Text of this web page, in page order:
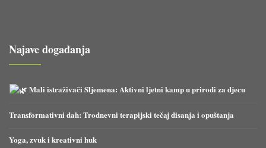
Najave događanja
Mali istraživači Sljemena: Aktivni ljetni kamp u prirodi za djecu
Transformativni dah: Trodnevni terapijski tečaj disanja i opuštanja
Yoga, zvuk i kreativni huk